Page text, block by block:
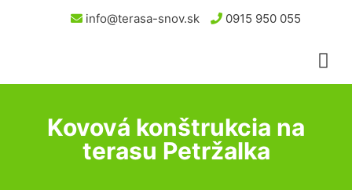
info@terasa-snov.sk 0915 950 055
Kovová konštrukcia na
terasu Petržalka